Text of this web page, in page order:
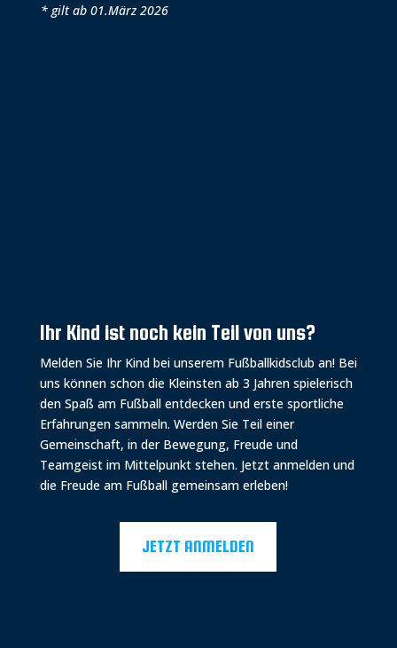
* gilt ab 01.März 2026
Ihr Kind ist noch kein Teil von uns?
Melden Sie Ihr Kind bei unserem Fußballkidsclub an! Bei
uns können schon die Kleinsten ab 3 Jahren spielerisch
den Spaß am Fußball entdecken und erste sportliche
Erfahrungen sammeln. Werden Sie Teil einer
Gemeinschaft, in der Bewegung, Freude und
Teamgeist im Mittelpunkt stehen. Jetzt anmelden und
die Freude am Fußball gemeinsam erleben!
JETZT ANMELDEN